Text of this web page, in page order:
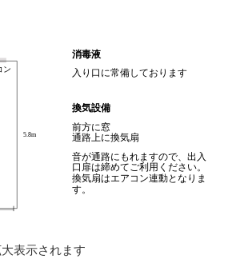
表示されます